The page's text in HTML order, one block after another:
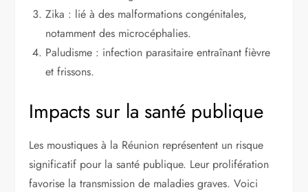
Zika : lié à des malformations congénitales,
notamment des microcéphalies.
Paludisme : infection parasitaire entraînant fièvre
et frissons.
Impacts sur la santé publique
Les moustiques à la Réunion représentent un risque
significatif pour la santé publique. Leur prolifération
favorise la transmission de maladies graves. Voici